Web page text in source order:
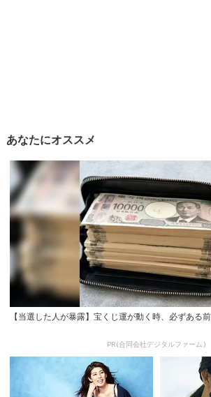
あなたにオススメ
【当選した人が暴露】宝くじ運が動く時、必ずある
PR(合同会社デジタルファーム )